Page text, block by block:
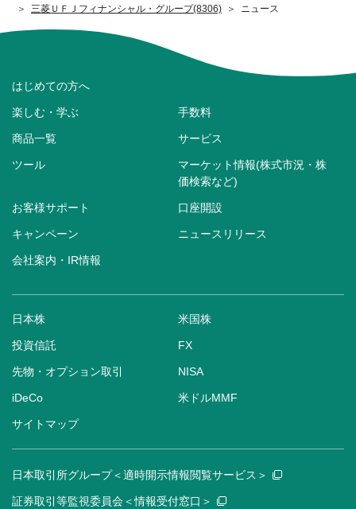
三菱ＵＦＪフィナンシャル・グループ(8306)
ニュース
はじめての方へ
楽しむ・学ぶ 手数料
商品一覧 サービス
ツール
マーケット情報(株式市況・株
価検索など)
お客様サポート 口座開設
キャンペーン ニュースリリース
会社案内・IR情報
日本株 米国株
投資信託 FX
先物・オプション取引 NISA
iDeCo 米ドルMMF
サイトマップ
日本取引所グループ＜適時開示情報閲覧サービス＞
証券取引等監視委員会＜情報受付窓口＞